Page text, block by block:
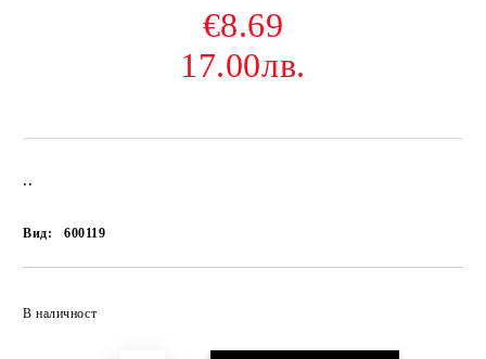
€8.69
17.00лв.
..
Вид: 600119
В наличност